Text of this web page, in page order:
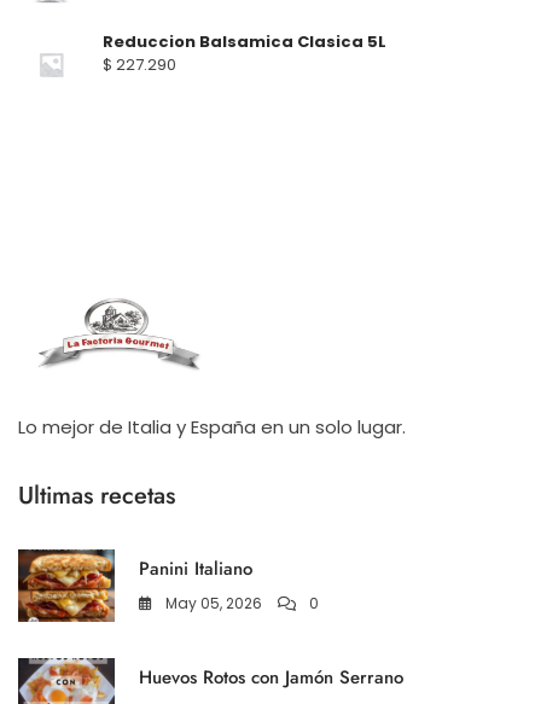
Reduccion Balsamica Clasica 5L
$ 227.290
Lo mejor de Italia y España en un solo lugar.
Ultimas recetas
Panini Italiano
May 05, 2026 0
Huevos Rotos con Jamón Serrano